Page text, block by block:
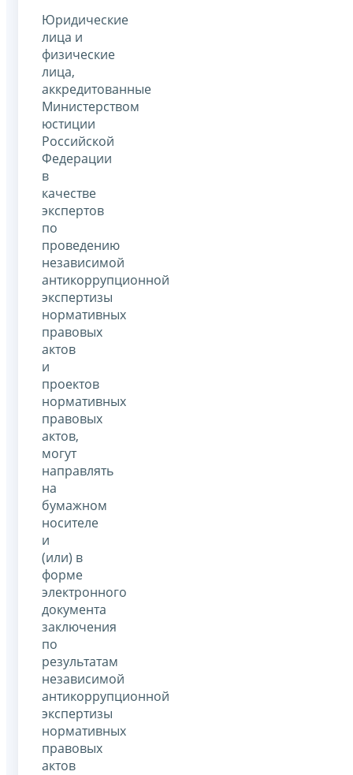
Юридические
лица и
физические
лица,
аккредитованные
Министерством
юстиции
Российской
Федерации
в
качестве
экспертов
по
проведению
независимой
антикоррупционной
экспертизы
нормативных
правовых
актов
и
проектов
нормативных
правовых
актов,
могут
направлять
на
бумажном
носителе
и
(или) в
форме
электронного
документа
заключения
по
результатам
независимой
антикоррупционной
экспертизы
нормативных
правовых
актов